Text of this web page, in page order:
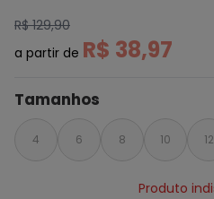
R$ 129,90
a partir de R$ 38,97
Tamanhos
4 6 8 10 12
Produto